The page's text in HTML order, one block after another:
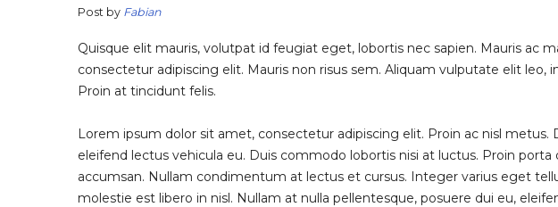
Post by Fabian
Quisque elit mauris, volutpat id feugiat eget, lobortis nec sapien. Mauris ac
consectetur adipiscing elit. Mauris non risus sem. Aliquam vulputate elit
Proin at tincidunt felis.
Lorem ipsum dolor sit amet, consectetur adipiscing elit. Proin ac nisl
eleifend lectus vehicula eu. Duis commodo lobortis nisi at luctus. Proin
accumsan. Nullam condimentum at lectus et cursus. Integer varius eget
molestie est libero in nisl. Nullam at nulla pellentesque, posuere dui eu,